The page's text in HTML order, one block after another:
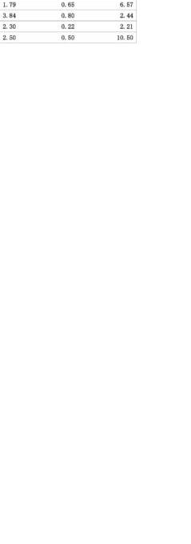
腹ペコウォーキング